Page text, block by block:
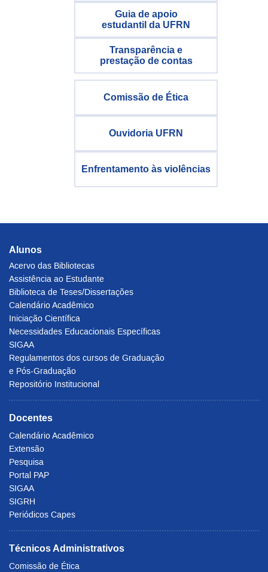
Guia de apoio
estudantil da UFRN
Transparência e
prestação de contas
Comissão de Ética
Ouvidoria UFRN
Enfrentamento às violências
Alunos
Acervo das Bibliotecas
Assistência ao Estudante
Biblioteca de Teses/Dissertações
Calendário Acadêmico
Iniciação Científica
Necessidades Educacionais Específicas
SIGAA
Regulamentos dos cursos de Graduação
e Pós-Graduação
Repositório Institucional
Docentes
Calendário Acadêmico
Extensão
Pesquisa
Portal PAP
SIGAA
SIGRH
Periódicos Capes
Técnicos Administrativos
Comissão de Ética